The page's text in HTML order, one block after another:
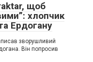
щоб
хлопчик
Ердогану
зворушливий
Він попросив